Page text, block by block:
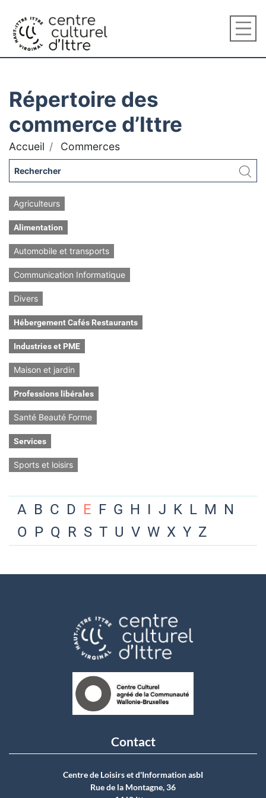
Répertoire des
commerce d’Ittre
Accueil Commerces
Agriculteurs
Alimentation
Automobile et transports
Communication Informatique
Divers
Hébergement Cafés Restaurants
Industries et PME
Maison et jardin
Professions libérales
Santé Beauté Forme
Services
Sports et loisirs
A B C D E F G H I J K L M N
O P Q R S T U V W X Y Z
Contact
Centre de Loisirs et d'Information asbI
Rue de la Montagne, 36